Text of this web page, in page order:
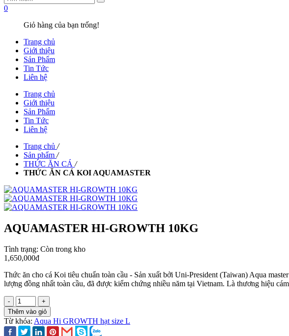
0
Giỏ hàng của bạn trống!
Trang chủ
Giới thiệu
Sản Phẩm
Tin Tức
Liên hệ
Trang chủ
Giới thiệu
Sản Phẩm
Tin Tức
Liên hệ
Trang chủ /
Sản phẩm /
THỨC ĂN CÁ /
THỨC ĂN CÁ KOI AQUAMASTER
AQUAMASTER HI-GROWTH 10KG
Tình trạng: Còn trong kho
1,650,000đ
Thức ăn cho cá Koi tiêu chuẩn toàn cầu - Sản xuất bởi Uni-President (Taiwan) Aqua
lượng đồng nhất toàn cầu, đã được kiểm chứng nhiều năm tại Vietnam. Là thương hiệu
-
+
Thêm vào giỏ
Từ khóa: Aqua Hi GROWTH hạt size L